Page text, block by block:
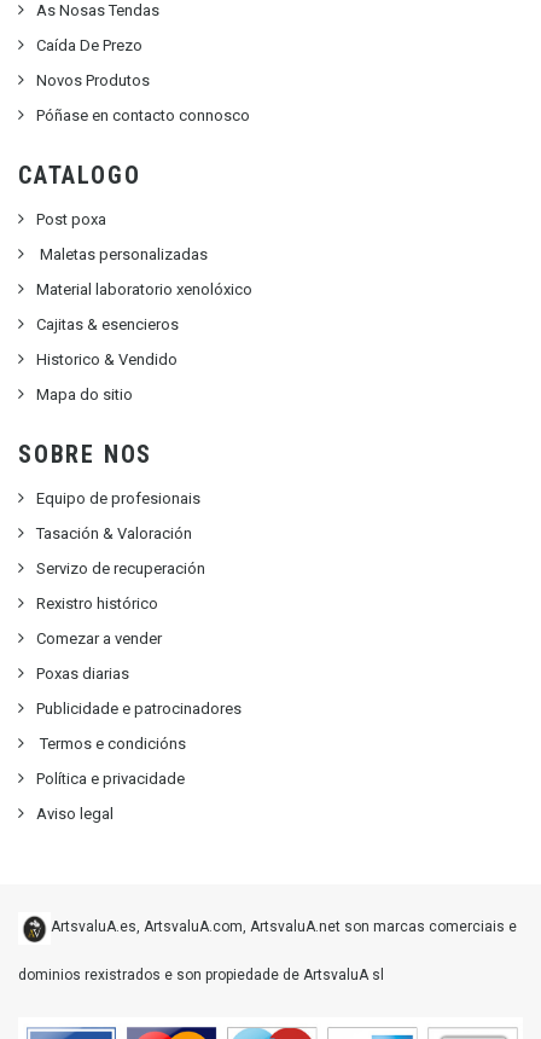
As Nosas Tendas
Caída De Prezo
Novos Produtos
Póñase en contacto connosco
CATALOGO
Post poxa
Maletas personalizadas
Material laboratorio xenolóxico
Cajitas & esencieros
Historico & Vendido
Mapa do sitio
SOBRE NOS
Equipo de profesionais
Tasación & Valoración
Servizo de recuperación
Rexistro histórico
Comezar a vender
Poxas diarias
Publicidade e patrocinadores
Termos e condicións
Política e privacidade
Aviso legal
ArtsvaluA.es, ArtsvaluA.com, ArtsvaluA.net son marcas comerciais e
dominios rexistrados e son propiedade de ArtsvaluA sl